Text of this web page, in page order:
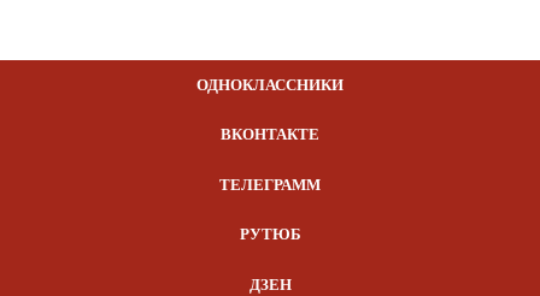
ОДНОКЛАССНИКИ
ВКОНТАКТЕ
ТЕЛЕГРАММ
РУТЮБ
ДЗЕН